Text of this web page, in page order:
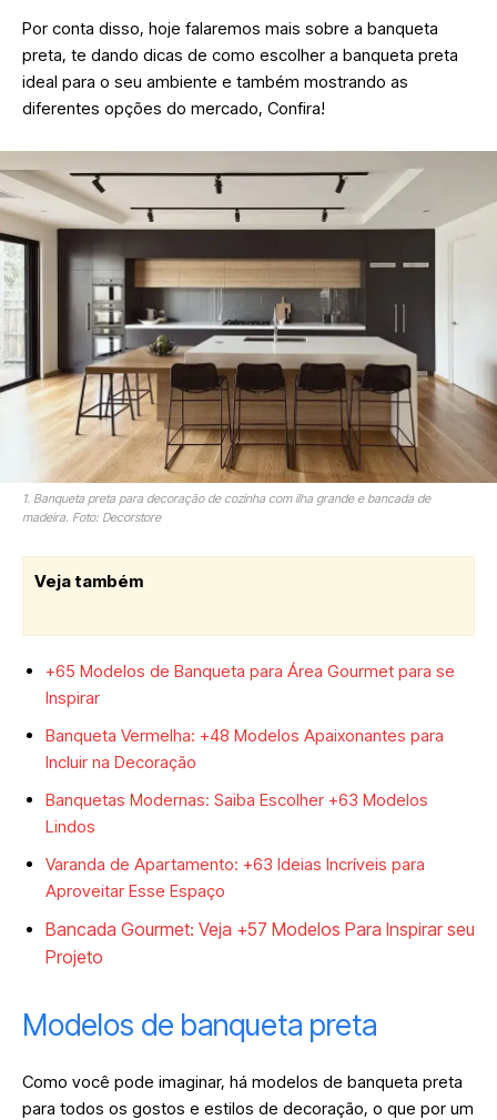
Por conta disso, hoje falaremos mais sobre a banqueta
preta, te dando dicas de como escolher a banqueta preta
ideal para o seu ambiente e também mostrando as
diferentes opções do mercado, Confira!
1. Banqueta preta para decoração de cozinha com ilha grande e bancada de
madeira. Foto: Decorstore
Veja também
+65 Modelos de Banqueta para Área Gourmet para se
Inspirar
Banqueta Vermelha: +48 Modelos Apaixonantes para
Incluir na Decoração
Banquetas Modernas: Saiba Escolher +63 Modelos
Lindos
Varanda de Apartamento: +63 Ideias Incríveis para
Aproveitar Esse Espaço
Bancada Gourmet: Veja +57 Modelos Para Inspirar seu
Projeto
Modelos de banqueta preta
Como você pode imaginar, há modelos de banqueta preta
para todos os gostos e estilos de decoração, o que por um